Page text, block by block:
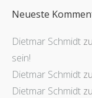
Neueste
Dietmar Schmidt zu
sein!
Dietmar Schmidt zu
Dietmar Schmidt zu